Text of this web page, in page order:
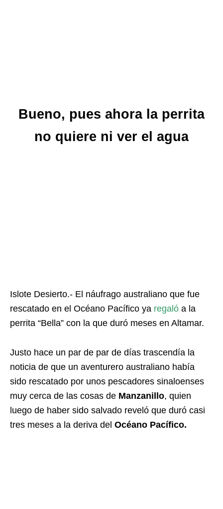
Bueno, pues ahora la perrita
no quiere ni ver el agua
Islote Desierto.- El náufrago australiano que fue
rescatado en el Océano Pacífico ya regaló a la
perrita “Bella” con la que duró meses en Altamar.
Justo hace un par de par de días trascendía la
noticia de que un aventurero australiano había
sido rescatado por unos pescadores sinaloenses
muy cerca de las cosas de Manzanillo, quien
luego de haber sido salvado reveló que duró casi
tres meses a la deriva del Océano Pacífico.